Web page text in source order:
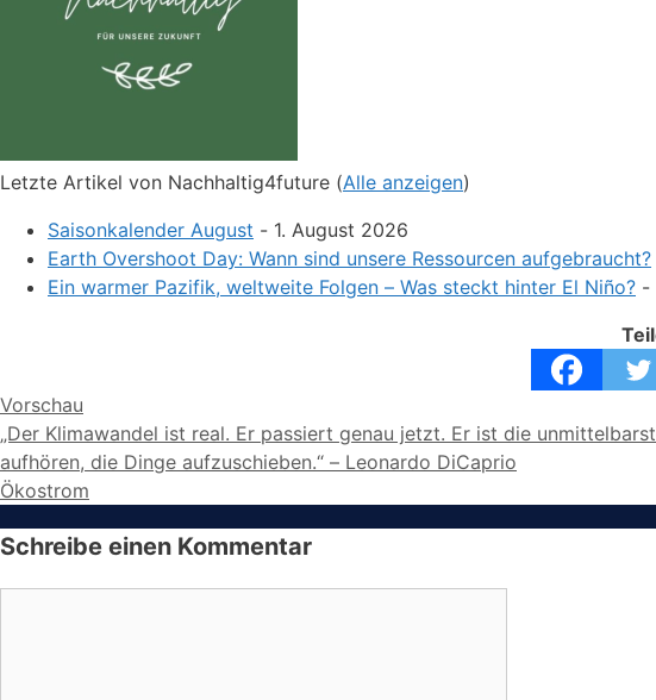
Letzte Artikel von Nachhaltig4future (Alle anzeigen)
Saisonkalender August - 1. August 2026
Earth Overshoot Day: Wann sind unsere Ressourcen aufgebraucht?
Ein warmer Pazifik, weltweite Folgen – Was steckt hinter El Niño? -
Kategorien
Vorschau
„Der Klimawandel ist real. Er passiert genau jetzt. Er ist die
aufhören, die Dinge aufzuschieben.“ – Leonardo DiCaprio
Ökostrom
Schreibe einen Kommentar